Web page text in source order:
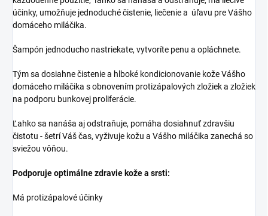
účinky, umožňuje jednoduché čistenie, liečenie a úľavu pre Vášho
domáceho miláčika.
Šampón jednoducho nastriekate, vytvoríte penu a opláchnete.
Tým sa dosiahne čistenie a hlboké kondicionovanie kože Vášho
domáceho miláčika s obnovením protizápalových zložiek a zložiek
na podporu bunkovej proliferácie.
Ľahko sa nanáša aj odstraňuje, pomáha dosiahnuť zdravšiu
čistotu - šetrí Váš čas, vyživuje kožu a Vášho miláčika zanechá so
sviežou vôňou.
Podporuje optimálne zdravie kože a srsti:
Má protizápalové účinky